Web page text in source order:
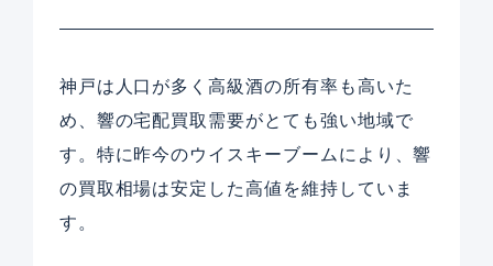
神戸は人口が多く高級酒の所有率も高いた
め、響の宅配買取需要がとても強い地域で
す。特に昨今のウイスキーブームにより、響
の買取相場は安定した高値を維持していま
す。